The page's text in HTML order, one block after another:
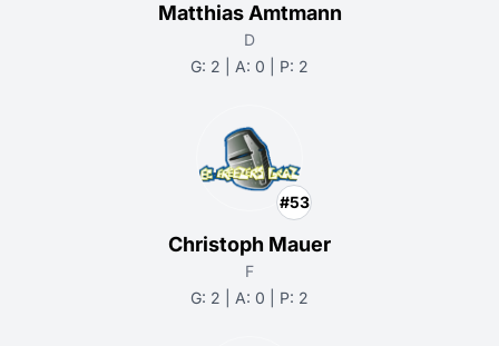
Matthias Amtmann
D
G: 2 | A: 0 | P: 2
#53
Christoph Mauer
F
G: 2 | A: 0 | P: 2